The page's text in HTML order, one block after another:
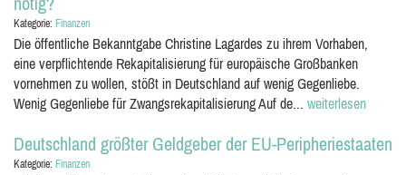
Kategorie: Finanzen
Die öffentliche Bekanntgabe Christine Lagardes zu ihrem Vorhaben,
eine verpflichtende Rekapitalisierung für europäische Großbanken
vornehmen zu wollen, stößt in Deutschland auf wenig Gegenliebe.
Wenig Gegenliebe für Zwangsrekapitalisierung Auf de... weiterlesen
Deutschland größter Geldgeber der EU-Peripheriestaaten
Kategorie: Finanzen